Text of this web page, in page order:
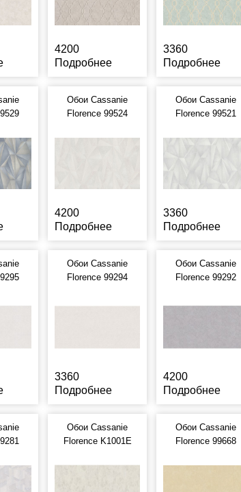
4200
Подробнее
3360
Подробнее
Обои Cassanie
Florence 99524
4200
Подробнее
Обои Cassanie
Florence 99521
3360
Подробнее
Обои Cassanie
Florence 99294
3360
Подробнее
Обои Cassanie
Florence 99292
4200
Подробнее
Обои Cassanie
Florence K1001E
Обои Cassanie
Florence 99668